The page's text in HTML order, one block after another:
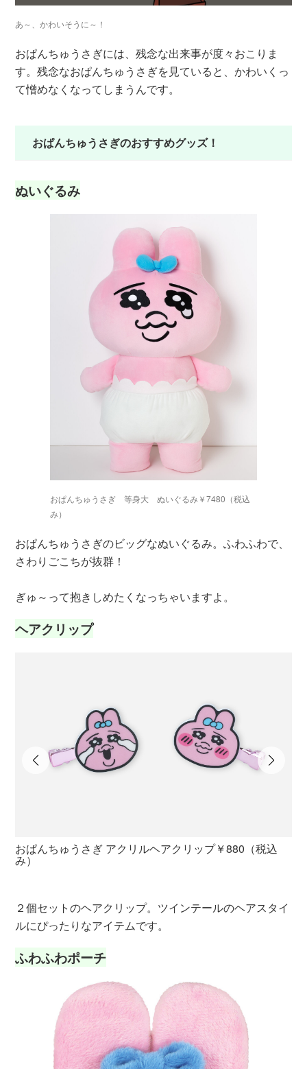
あ～、かわいそうに～！
おぱんちゅうさぎには、残念な出来事が度々おこりま
す。残念なおぱんちゅうさぎを見ていると、かわいくっ
て憎めなくなってしまうんです。
おぱんちゅうさぎのおすすめグッズ！
ぬいぐるみ
おぱんちゅうさぎ 等身大 ぬいぐるみ￥7480（税込
み）
おぱんちゅうさぎのビッグなぬいぐるみ。ふわふわで、
さわりごこちが抜群！
ぎゅ～って抱きしめたくなっちゃいますよ。
ヘアクリップ
おぱんちゅうさぎ アクリルヘアクリップ￥880（税込
み）
２個セットのヘアクリップ。ツインテールのヘアスタイ
ルにぴったりなアイテムです。
ふわふわポーチ